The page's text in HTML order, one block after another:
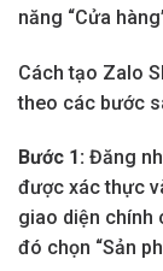
năng “Cửa
Cách tạo Zalo
theo các bước
Bước 1: Đăng
được xác thực
giao diện chính
đó chọn “Sản